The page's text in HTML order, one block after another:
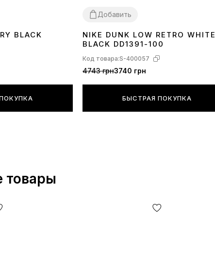
BLACK
Добавить
3637 383940 414243 4445
NIKE DUNK LOW RETRO WHITE
BLACK DD1391-100
Код товара:S-400057
4743 грн3740 грн
БЫСТРАЯ ПОКУПКА
товары